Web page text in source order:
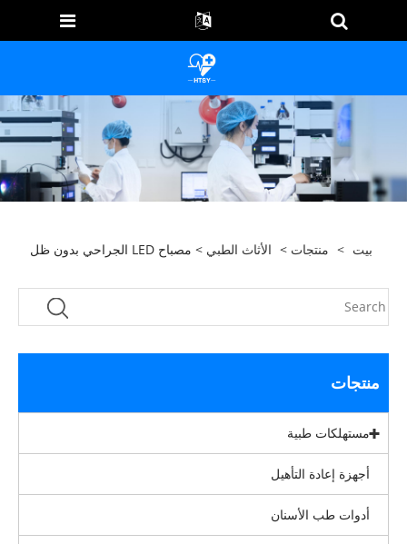
بيت > منتجات > الأثاث الطبي > مصباح LED الجراحي بدون ظل
منتجات
مستهلكات طبية
أجهزة إعادة التأهيل
أدوات طب الأسنان